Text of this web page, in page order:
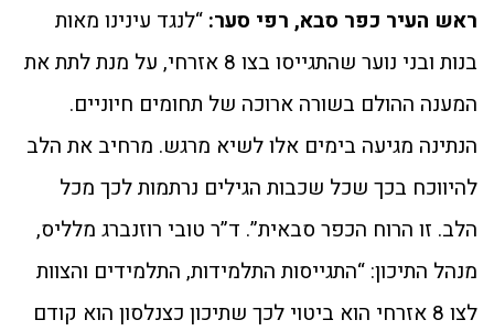
ראש העיר כפר סבא, רפי סער: “לנגד עינינו מאות
בנות ובני נוער שהתגייסו בצו 8 אזרחי, על מנת לתת את
המענה ההולם בשורה ארוכה של תחומים חיוניים.
הנתינה מגיעה בימים אלו לשיא מרגש. מרחיב את הלב
להיווכח בכך שכל שכבות הגילים נרתמות לכך מכל
הלב. זו הרוח הכפר סבאית”. ד”ר טובי רוזנברג מלליס,
מנהל התיכון: “התגייסות התלמידות, התלמידים והצוות
לצו 8 אזרחי הוא ביטוי לכך שתיכון כצנלסון הוא קודם